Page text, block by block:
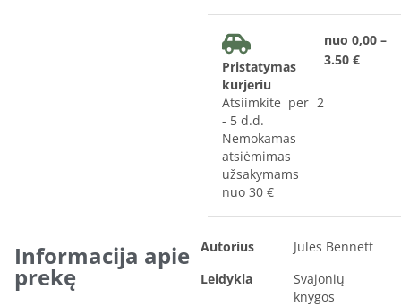
Pristatymas
kurjeriu
Atsiimkite per 2
- 5 d.d.
Nemokamas
atsiėmimas
užsakymams
nuo 30 €
nuo 0,00 –
3.50 €
Informacija apie
prekę
Autorius
Jules Bennett
Leidykla
Svajonių
knygos